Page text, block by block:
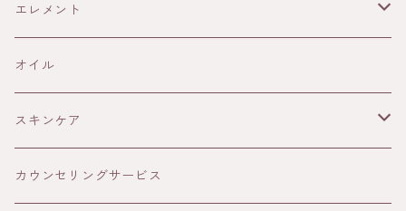
13Honey
ELIXIR
THE AUTHENTIC HONEY
書籍
雑貨
メープルシロップ
エレメント
火
土
風
オイル
スキンケア
オイル
カウンセリングサービス